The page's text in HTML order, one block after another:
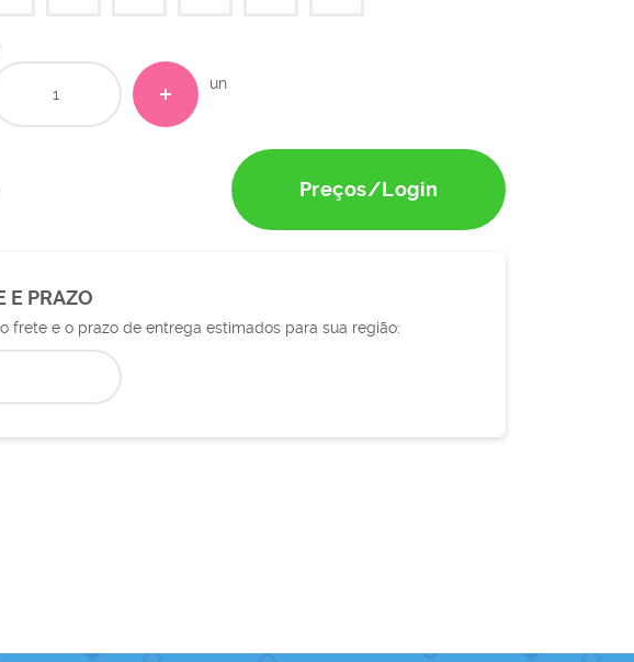
un
Preços/Login
E PRAZO
frete e o prazo de entrega estimados para sua região: